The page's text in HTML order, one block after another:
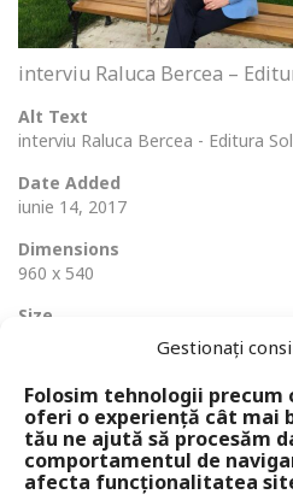
Gestionați
Folosim tehnologii
oferi o experiență cât mai
tău ne ajută să procesăm
comportamentul de
afecta funcționalitatea
interviu Raluca Bercea –
Alt Text
interviu Raluca Bercea - Editura
Date Added
iunie 14, 2017
Dimensions
960 x 540
Size